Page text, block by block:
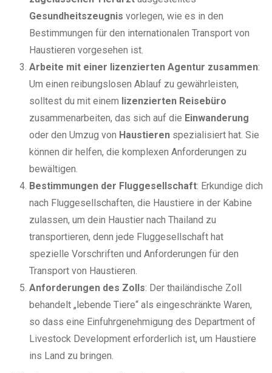
Gesundheitszeugnis vorlegen, wie es in den
Bestimmungen für den internationalen Transport von
Haustieren vorgesehen ist.
Arbeite mit einer lizenzierten Agentur zusammen:
Um einen reibungslosen Ablauf zu gewährleisten,
solltest du mit einem lizenzierten Reisebüro
zusammenarbeiten, das sich auf die Einwanderung
oder den Umzug von Haustieren spezialisiert hat. Sie
können dir helfen, die komplexen Anforderungen zu
bewältigen.
Bestimmungen der Fluggesellschaft: Erkundige dich
nach Fluggesellschaften, die Haustiere in der Kabine
zulassen, um dein Haustier nach Thailand zu
transportieren, denn jede Fluggesellschaft hat
spezielle Vorschriften und Anforderungen für den
Transport von Haustieren.
Anforderungen des Zolls: Der thailändische Zoll
behandelt „lebende Tiere“ als eingeschränkte Waren,
so dass eine Einfuhrgenehmigung des Department of
Livestock Development erforderlich ist, um Haustiere
ins Land zu bringen.